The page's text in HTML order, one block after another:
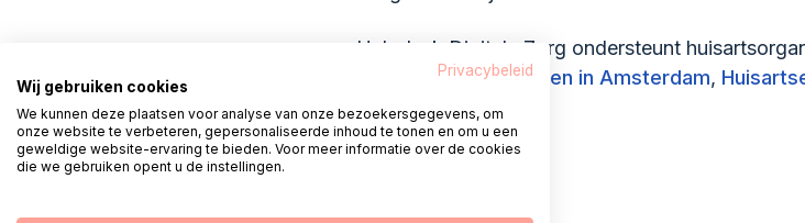
Helpdesk Digitale Zorg ondersteunt
bijvoorbeeldhuisartsen in Amsterdam,
anderen.
Privacybeleid
Wij gebruiken cookies
We kunnen deze plaatsen voor analyse van onze bezoekersgegevens, om
onze website te verbeteren, gepersonaliseerde inhoud te tonen en om u een
geweldige website-ervaring te bieden. Voor meer informatie over de cookies
die we gebruiken opent u de instellingen.